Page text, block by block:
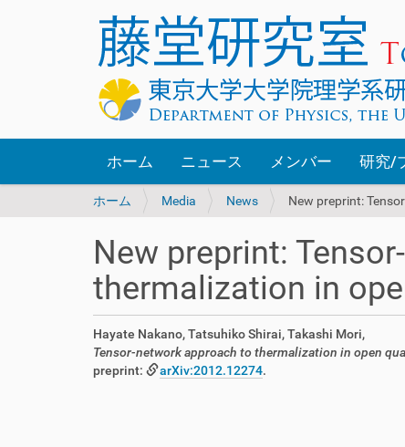
ホーム ニュース メンバー 研究/
現
置
ホーム Media News New preprint:
New preprint:
thermalization in
Hayate Nakano, Tatsuhiko Shirai, Takashi Mori,
Tensor-network approach to thermalization in open
preprint:
arXiv:2012.12274.